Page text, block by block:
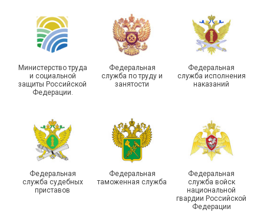
Самарской области
области
Единство традиций и сила
организаций ГУФСИН
России по Пермскому
краю приняли участие в
туристическом слете
Министерство труда
и социальной
защиты Российской
Федерации.
Федеральная
служба по труду и
занятости
Федеральная
служба исполнения
наказаний
Федеральная
служба судебных
приставов
Федеральная
таможенная служба
Федеральная
служба войск
национальной
гвардии Российской
Федерации